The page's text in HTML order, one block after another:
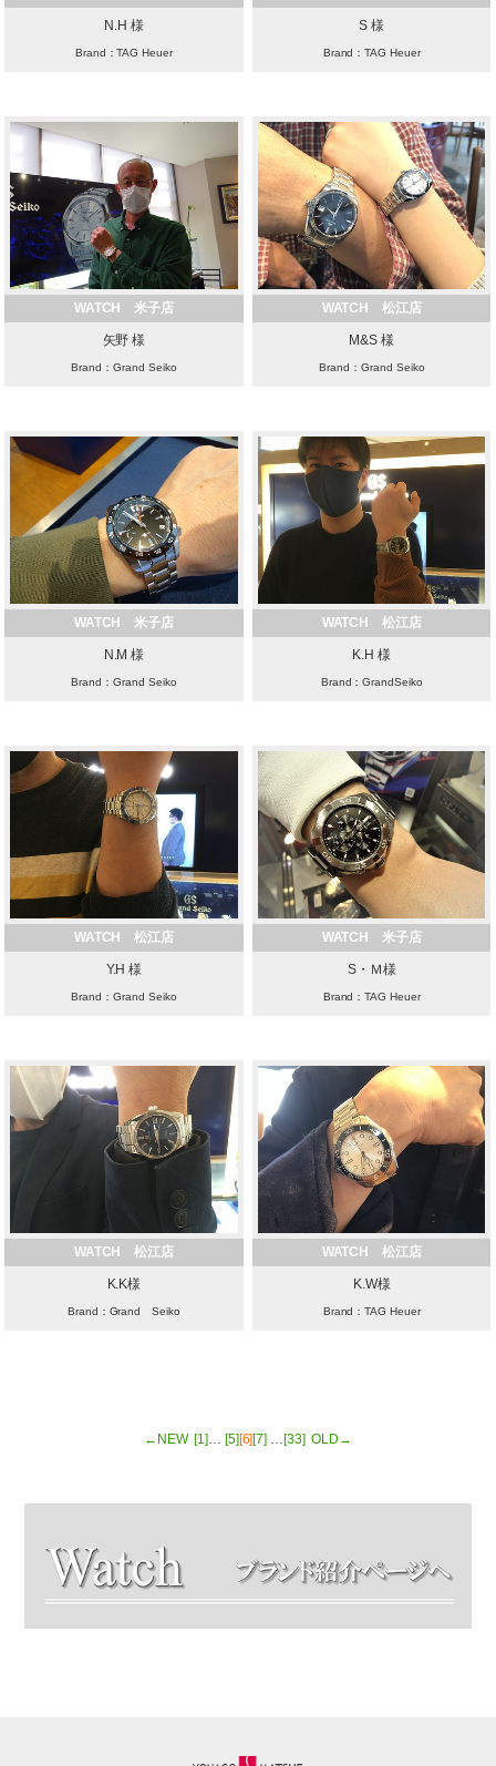
N.H 様
Brand：TAG Heuer
S 様
Brand：TAG Heuer
WATCH 米子店
矢野 様
Brand：Grand Seiko
WATCH 松江店
M&S 様
Brand：Grand Seiko
WATCH 米子店
N.M 様
Brand：Grand Seiko
WATCH 松江店
K.H 様
Brand：GrandSeiko
WATCH 松江店
Y.H 様
Brand：Grand Seiko
WATCH 米子店
S・Ｍ様
Brand：TAG Heuer
WATCH 松江店
K.K様
Brand：Grand Seiko
WATCH 松江店
K.W様
Brand：TAG Heuer
←NEW [1]… [5][6][7] …[33] OLD→